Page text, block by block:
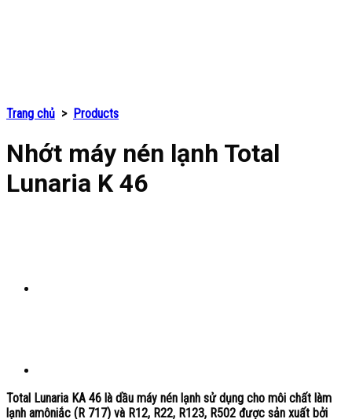
Trang chủ > Products
Nhớt máy nén lạnh Total
Lunaria K 46
Total Lunaria KA 46 là dầu máy nén lạnh sử dụng cho môi chất làm
lạnh amôniắc (R 717) và R12, R22, R123, R502 được sản xuất bởi